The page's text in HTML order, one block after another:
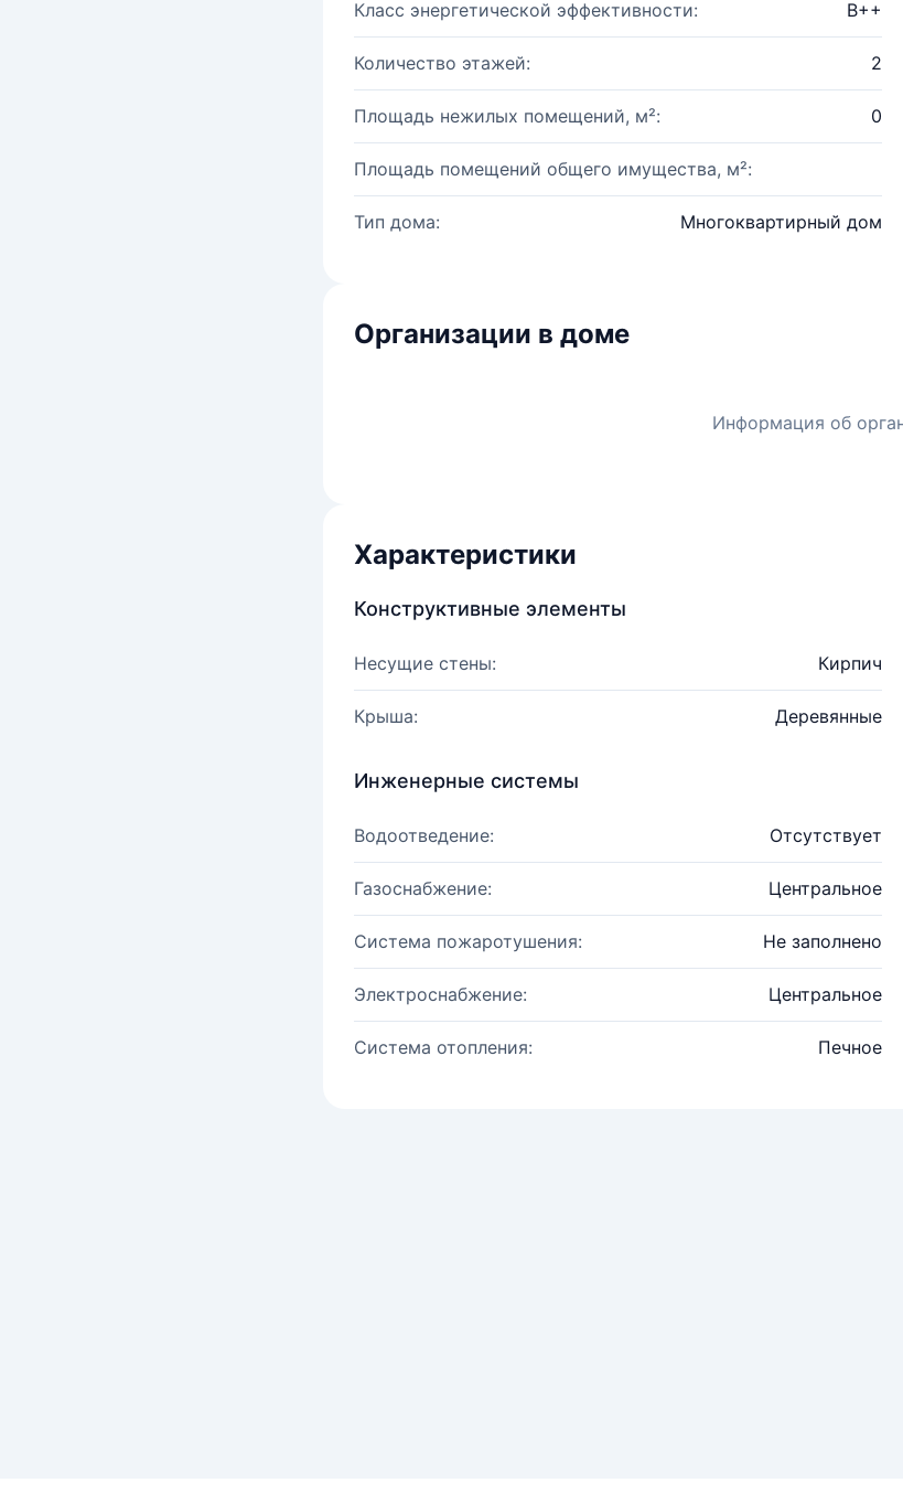
Класс энергетической эффективности: B++
Количество этажей: 2
Площадь нежилых помещений, м²: 0
Площадь помещений общего имущества, м²:
Тип дома: Многоквартирный дом
Организации в доме
Информация об
Характеристики
Конструктивные элементы
Несущие стены: Кирпич
Крыша: Деревянные
Инженерные системы
Водоотведение: Отсутствует
Газоснабжение: Центральное
Система пожаротушения: Не заполнено
Электроснабжение: Центральное
Система отопления: Печное